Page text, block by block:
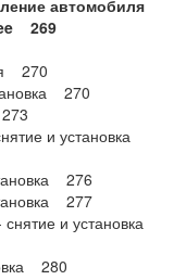
автомобиля
269
270
270
и установка
276
277
и установка
280